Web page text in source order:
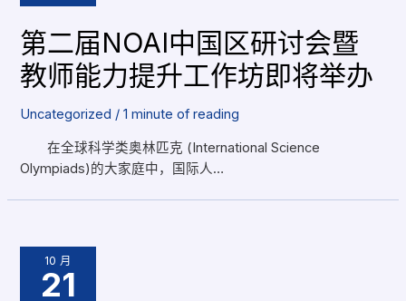
第二届NOAI中国区研讨会暨
教师能力提升工作坊即将举办
Uncategorized /1 minute of reading
在全球科学类奥林匹克 (International Science
Olympiads)的大家庭中，国际人…
10 月
21